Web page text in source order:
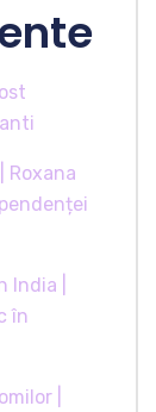
Roxana
|
în
|